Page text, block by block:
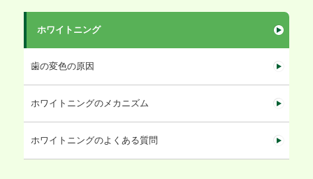
ホワイトニング
歯の変色の原因
ホワイトニングのメカニズム
ホワイトニングのよくある質問